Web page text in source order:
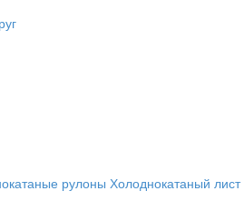
рулоны Холоднокатаный лист